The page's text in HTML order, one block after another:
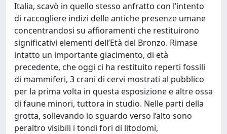
Italia, scavò in quello stesso anfratto con l’intento
di raccogliere indizi delle antiche presenze umane
concentrandosi su affioramenti che restituirono
significativi elementi dell’Età del Bronzo. Rimase
intatto un importante giacimento, di età
precedente, che oggi ci ha restituito reperti fossili
di mammiferi, 3 crani di cervi mostrati al pubblico
per la prima volta in questa esposizione e altre ossa
di faune minori, tuttora in studio. Nelle parti della
grotta, sollevando lo sguardo verso l’alto sono
peraltro visibili i tondi fori di litodomi,